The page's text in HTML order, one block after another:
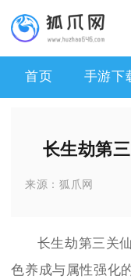
首页 手游下
长生劫第
来源：狐爪网
长生劫第三关
色养成与属性强化